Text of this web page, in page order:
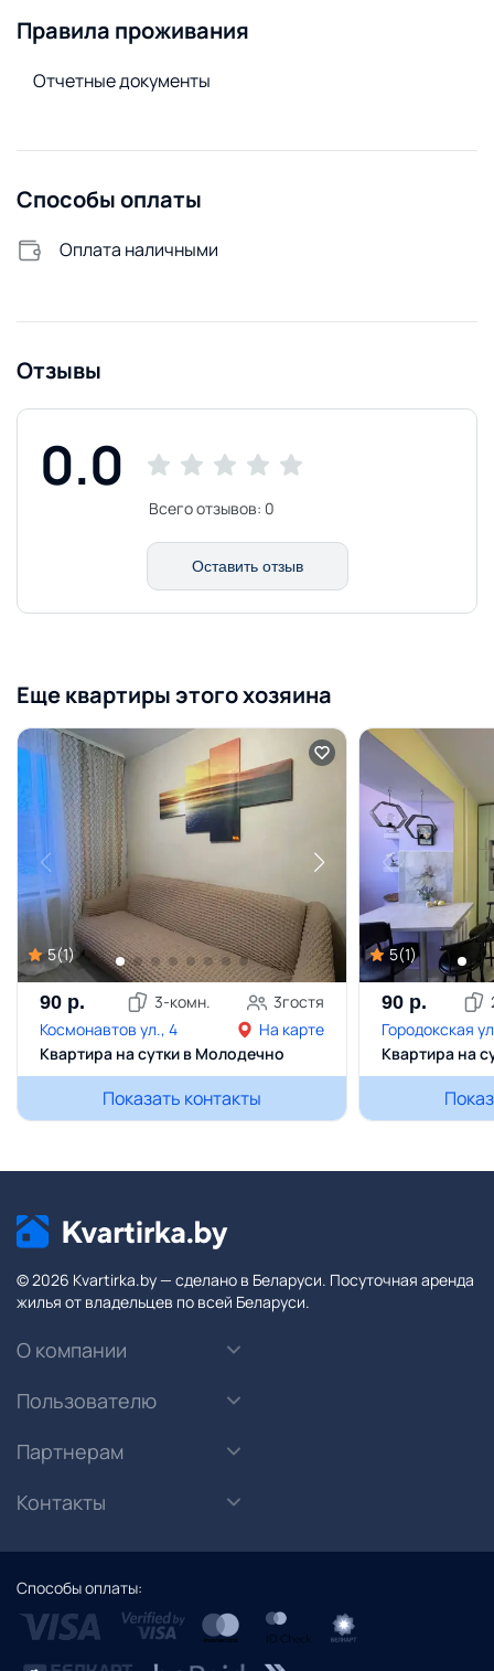
Правила проживания
Отчетные документы
Способы оплаты
Оплата наличными
Отзывы
0.0
Всего отзывов: 0
Оставить отзыв
Еще квартиры этого хозяина
5(1)
90 р. 3-комн. 3гостя
Космонавтов ул., 4
На карте
Квартира на сутки в Молодечно
Показать контакты
5(1)
90 р.
Городокская
Квартира на
© 2026 Kvartirka.by — сделано в Беларуси. Посуточная аренда
жилья от владельцев по всей Беларуси.
О компании
Пользователю
Партнерам
Контакты
Способы оплаты: